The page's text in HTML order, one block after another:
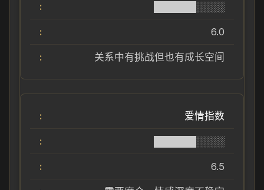
██████░░░░
6.0
关系中有挑战但也有成长空间
爱情指数
██████░░░░
6.5